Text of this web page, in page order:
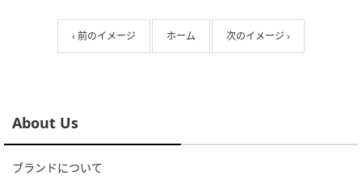
‹ 前のイメージ ホーム 次のイメージ ›
About Us
ブランドについて